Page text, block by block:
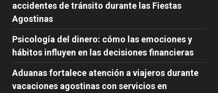
accidentes de tránsito durante las Fiestas
Agostinas
Psicología del dinero: cómo las emociones y
hábitos influyen en las decisiones financieras
Aduanas fortalece atención a viajeros durante
vacaciones agostinas con servicios en